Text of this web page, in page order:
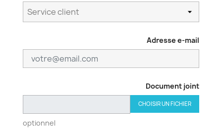
Adresse e-mail
Document joint
CHOISIR UN FICHIER
optionnel